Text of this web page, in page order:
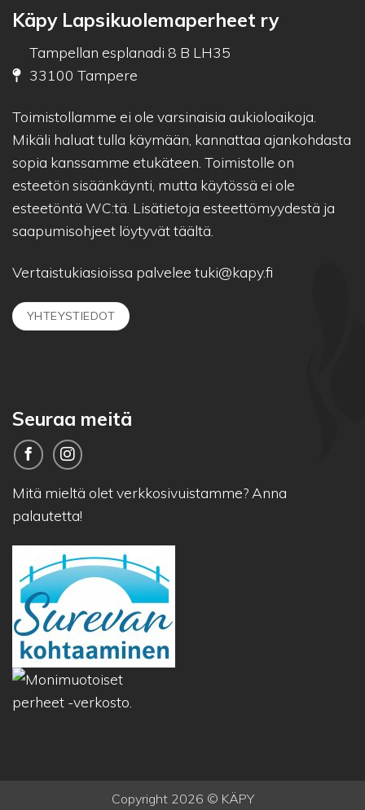
Käpy Lapsikuolemaperheet ry
Tampellan esplanadi 8 B LH35
33100 Tampere
Toimistollamme ei ole varsinaisia aukioloaikoja.
Mikäli haluat tulla käymään, kannattaa ajankohdasta
sopia kanssamme etukäteen. Toimistolle on
esteetön sisäänkäynti, mutta käytössä ei ole
esteetöntä WC:tä. Lisätietoja esteettömyydestä ja
saapumisohjeet löytyvättäältä.
Vertaistukiasioissa palvelee tuki@kapy.fi
YHTEYSTIEDOT
Seuraa meitä
Mitä mieltä olet verkkosivuistamme? Anna
palautetta!
Copyright 2026 © KÄPY